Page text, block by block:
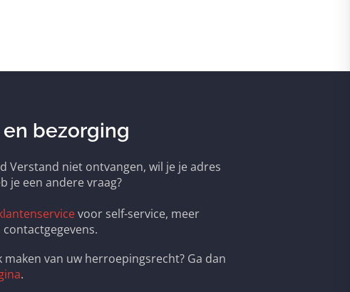
bezorging
Verstand niet ontvangen, wil je je adres
je een andere vraag?
voor self-service, meer
van uw herroepingsrecht? Ga dan
.